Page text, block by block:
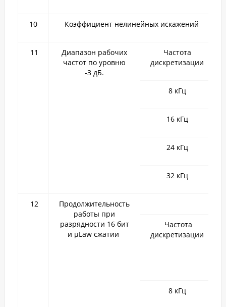
10 Коэффициент нелинейных искажений
11
Диапазон рабочих
частот по уровню
-3 дБ.
Частота
дискретизации
8 кГц
16 кГц
24 кГц
32 кГц
12
Продолжительность
работы при
разрядности 16 бит
и µLaw сжатии
Частота
дискретизации
8 кГц